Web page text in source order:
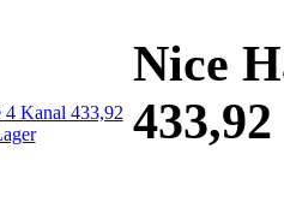
Nice